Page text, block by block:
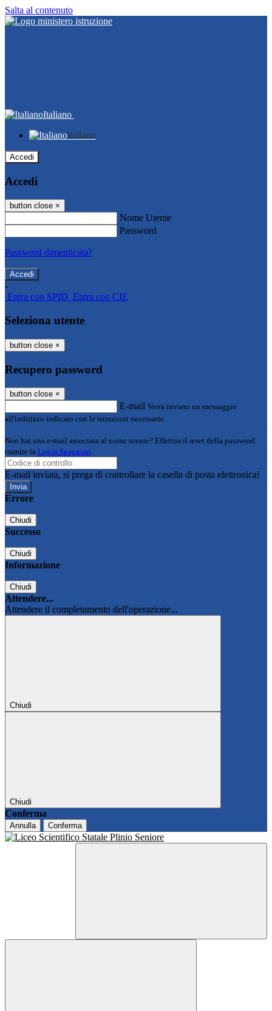
Salta al contenuto
Italiano
Italiano
Accedi
Accedi
button close ×
Nome Utente
Password
Password dimenticata?
-
Entra con SPID Entra con CIE
Seleziona utente
button close ×
Recupero password
button close ×
E-mail Verrà inviato un messaggio
all'indirizzo indicato con le istruzioni necessarie.
Non hai una e-mail associata al nome utente? Effettua il reset della password
tramite la Login Spaggiari
E-mail inviata, si prega di controllare la casella di posta elettronica!
Errore
Chiudi
Successo
Chiudi
Informazione
Chiudi
Attendere...
Attendere il completamento dell'operazione...
Chiudi
Chiudi
Conferma
Annulla Conferma